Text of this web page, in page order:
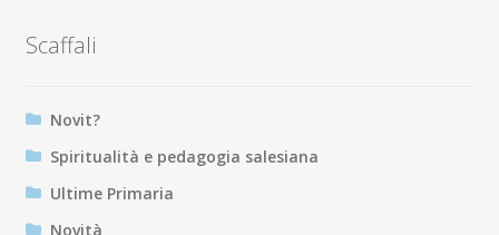
Scaffali
Novit?
Spiritualità e pedagogia salesiana
Ultime Primaria
Novità